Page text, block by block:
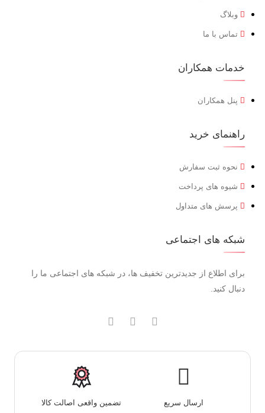
وبلاگ
تماس با ما
خدمات همکاران
پنل همکاران
راهنمای خرید
نحوه ثبت سفارش
شیوه های پرداخت
پرسش های متداول
شبکه های اجتماعی
برای اطلاع از جدیدترین تخفیف ها، در شبکه های اجتماعی ما را
دنبال کنید.
ارسال سریع تضمین واقعی اصالت کالا